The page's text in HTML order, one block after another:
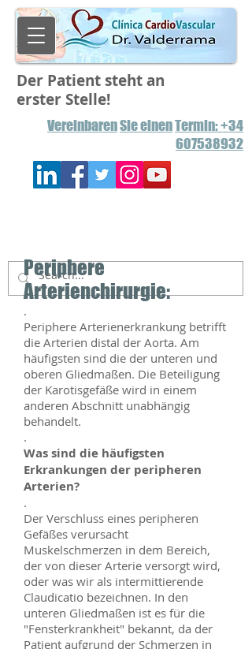
Der Patient steht an
erster Stelle!
VereinbarenSie einenTermin: +34
607538932
Periphere
Arterienchirurgie:
.
Periphere Arterienerkrankung betrifft
die Arterien distal der Aorta. Am
häufigsten sind die der unteren und
oberen Gliedmaßen. Die Beteiligung
der Karotisgefäße wird in einem
anderen Abschnitt unabhängig
behandelt.
.
Was sind die häufigsten
Erkrankungen der peripheren
Arterien?
.
Der Verschluss eines peripheren
Gefäßes verursacht
Muskelschmerzen in dem Bereich,
der von dieser Arterie versorgt wird,
oder was wir als intermittierende
Claudicatio bezeichnen. In den
unteren Gliedmaßen ist es für die
"Fensterkrankheit" bekannt, da der
Patient aufgrund der Schmerzen in